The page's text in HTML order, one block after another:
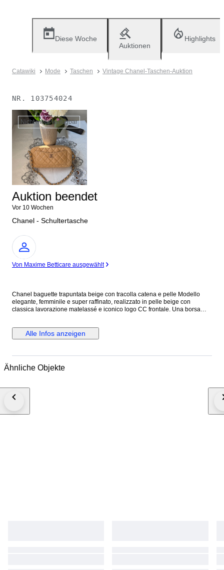
Diese Woche
Auktionen
Highlights
Catawiki Mode Taschen Vintage Chanel-Taschen-Auktion
NR. 103754024
Nicht mehr verfügbar
Auktion beendet
Vor 10 Wochen
Chanel - Schultertasche
Experte
Von Maxime Betticare ausgewählt
Chanel baguette trapuntata beige con tracolla catena e pelle Modello
elegante, femminile e super raffinato, realizzato in pelle beige con
classica lavorazione matelassé e iconico logo CC frontale. Una borsa
mentre la tracolla con intreccio pelle e catena aggiunge subito un tocco
luxury riconoscibile. Colore neutro e luminoso, facilissimo da abbinare in
Alle Infos anzeigen
Ähnliche Objekte